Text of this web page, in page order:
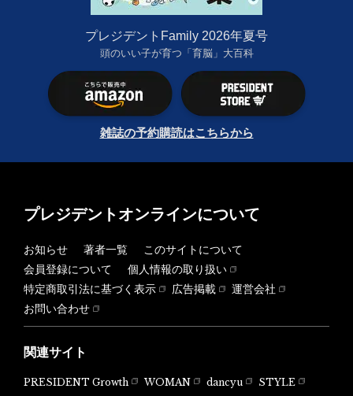
プレジデントFamily 2026年夏号
頭のいい子が育つ「育脳」大百科
雑誌の予約購読はこちらから
プレジデントオンラインについて
お知らせ 著者一覧
このサイトについて
会員登録について
個人情報の取り扱い
特定商取引法に基づく表示
広告掲載
運営会社
お問い合わせ
関連サイト
PRESIDENT Growth WOMAN dancyu
STYLE